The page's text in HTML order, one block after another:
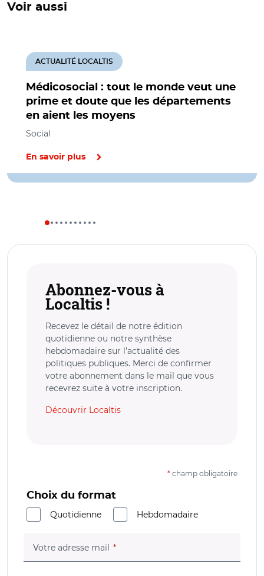
Voir aussi
Médicosocial : tout le monde veut une
prime et doute que les départements
en aient les moyens
ACTUALITÉ LOCALTIS
Social
En savoir plus
Abonnez-vous à
Localtis !
Recevez le détail de notre édition
quotidienne ou notre synthèse
hebdomadaire sur l’actualité des
politiques publiques. Merci de confirmer
votre abonnement dans le mail que vous
recevrez suite à votre inscription.
Découvrir Localtis
* champ obligatoire
Choix du format
Quotidienne
Hebdomadaire
Votre adresse mail (champ obligatoire)